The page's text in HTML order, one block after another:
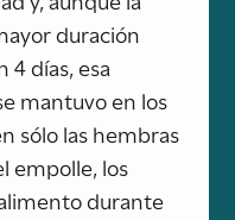
duración
4 días, esa
mantuvo en los
sólo las hembras
empolle, los
durante